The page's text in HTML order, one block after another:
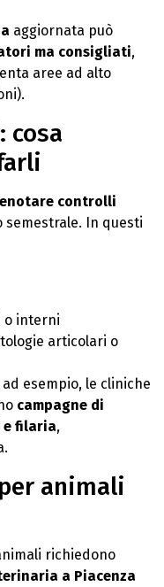
aggiornata può
ma consigliati,
aree ad alto
cosa
controlli
semestrale. In questi
o interni
articolari o
esempio, le cliniche
campagne di
e filaria,
animali
richiedono
a Piacenza